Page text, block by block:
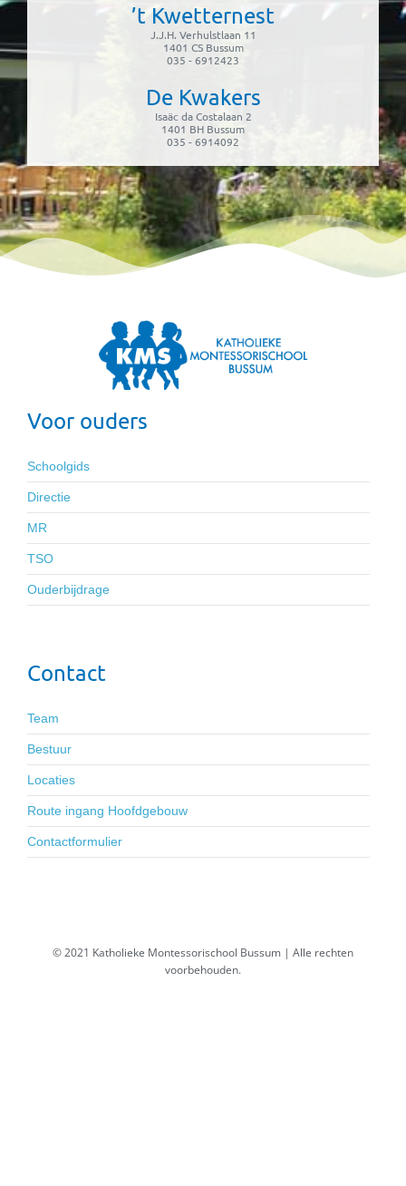
’t Kwetternest
J.J.H. Verhulstlaan 11
1401 CS Bussum
035 - 6912423
De Kwakers
Isaäc da Costalaan 2
1401 BH Bussum
035 - 6914092
Voor ouders
Schoolgids
Directie
MR
TSO
Ouderbijdrage
Contact
Team
Bestuur
Locaties
Route ingang Hoofdgebouw
Contactformulier
© 2021 Katholieke Montessorischool Bussum | Alle rechten
voorbehouden.